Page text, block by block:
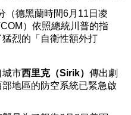
（德黑蘭時間6月11日凌
）依照總統川普的指
烈的「自衛性額外打
城市西里克（Sirik） 傳出劇
地區的防空系統已緊急啟